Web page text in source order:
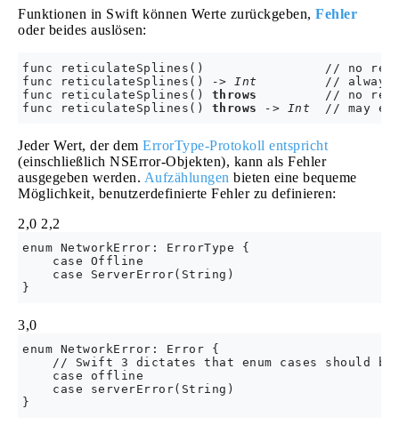
Funktionen in Swift können Werte zurückgeben, Fehler
oder beides auslösen:
func reticulateSplines()                // no
func reticulateSplines()
-> Int
// always
func reticulateSplines() throws
// no
func reticulateSplines() throws -> Int
// may
Jeder Wert, der dem ErrorType-Protokoll entspricht
(einschließlich NSError-Objekten), kann als Fehler
ausgegeben werden. Aufzählungen bieten eine bequeme
Möglichkeit, benutzerdefinierte Fehler zu definieren:
2,0 2,2
enum NetworkError: ErrorType {
    case Offline
    case ServerError(String)
3,0
enum NetworkError: Error {
// Swift 3 dictates that enum cases should be
    case offline
    case serverError(String)